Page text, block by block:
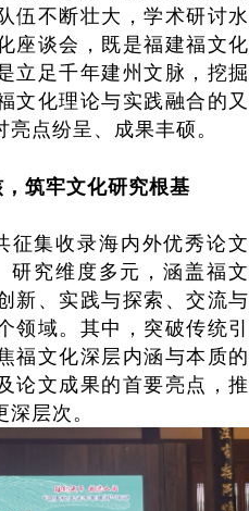
伍不断壮大，学术研讨水
座谈会，既是福建福文化
立足千年建州文脉，挖掘
文化理论与实践融合的又
点纷呈、成果丰硕。
筑牢文化研究根基
征集收录海内外优秀论文
研究维度多元，涵盖福文
新、实践与探索、交流与
领域。其中，突破传统引
福文化深层内涵与本质的
论文成果的首要亮点，推
层次。